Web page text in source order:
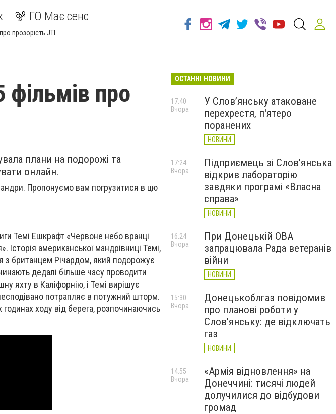
ГО Має сенс
прозорість JTI
про
плани на подорожі та
онлайн.
Пропонуємо вам погрузитися в цю
Темі Ешкрафт «Червоне небо вранці
Історія американської мандрівниці Темі,
з британцем Річардом, який подорожує
дедалі більше часу проводити
яхту в Каліфорнію, і Темі вирішує
потрапляє в потужний шторм.
ходу від берега, розпочинаючись
ОСТАННІ НОВИНИ
У Слов’янську атаковане
перехрестя, п'ятеро
поранених
НОВИНИ
17:40
Вчора
Підприємець зі Слов'янська
відкрив лабораторію
завдяки програмі «Власна
справа»
НОВИНИ
17:24
Вчора
При Донецькій ОВА
запрацювала Рада ветеранів
війни
НОВИНИ
16:24
Вчора
Донецькоблгаз повідомив
про планові роботи у
Слов’янську: де відключать
газ
НОВИНИ
15:30
Вчора
«Армія відновлення» на
Донеччині: тисячі людей
долучилися до відбудови
громад
14:55
Вчора